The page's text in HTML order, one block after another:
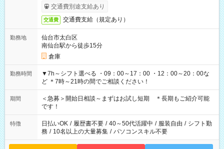
交通費別途支給あり
交通費 交通費支給（規定あり）
勤務地
仙台市太白区
南仙台駅から徒歩15分
倉庫
勤務時間
▼7h～シフト選べる ・09：00～17：00 ・12：00～20：00な
ど ＊7時～21時の間でご相談ください！
期間
＜急募＞開始日相談～まずはお試し短期 ＊長期もご紹介可能
です！
特徴 日払いOK / 履歴書不要 / 40～50代活躍中 / 服装自由 / シフト勤
務 / 10名以上の大量募集 / パソコンスキル不要